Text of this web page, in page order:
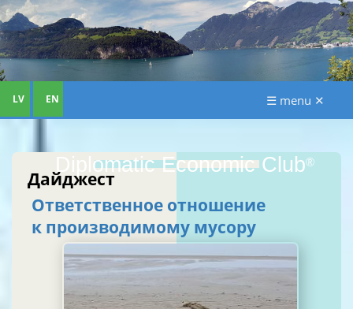
Diplomatic Economic Club®
LV EN ☰ menu ✕
Дайджест
Ответственное отношение
к производимому мусору